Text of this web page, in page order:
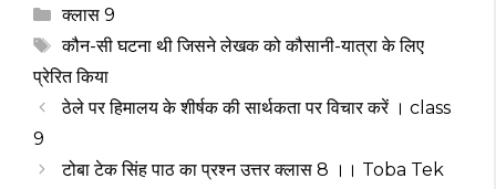
Categories
क्लास 9
Tags
कौन-सी घटना थी जिसने लेखक को कौसानी-यात्रा के लिए
प्रेरित किया
ठेले पर हिमालय के शीर्षक की सार्थकता पर विचार करें । class
9
टोबा टेक सिंह पाठ का प्रश्न उत्तर क्लास 8 ।। Toba Tek